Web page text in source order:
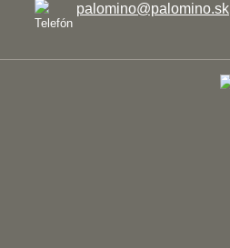
palomino@palomino.sk